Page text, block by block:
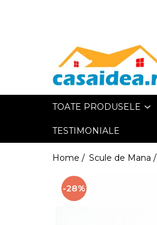
Banda Adeziva
TOATE PRODUSELE
TESTIMONIALE
Home / Scule de Mana /
-28%